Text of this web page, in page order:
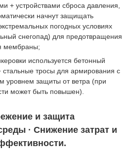
+ устройствами сброса давления,
начнут защищать
погодных условиях
снегопад) для предотвращения
мембраны;
используется бетонный
тросы для армирования с
уровнем защиты от ветра (при
может быть повышен).
и защита
· Снижение затрат и